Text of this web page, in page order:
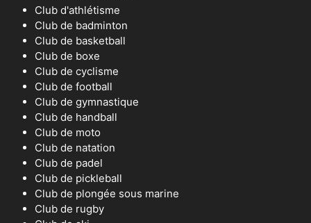
Club d'athlétisme
Club de badminton
Club de basketball
Club de boxe
Club de cyclisme
Club de football
Club de gymnastique
Club de handball
Club de moto
Club de natation
Club de padel
Club de pickleball
Club de plongée sous marine
Club de rugby